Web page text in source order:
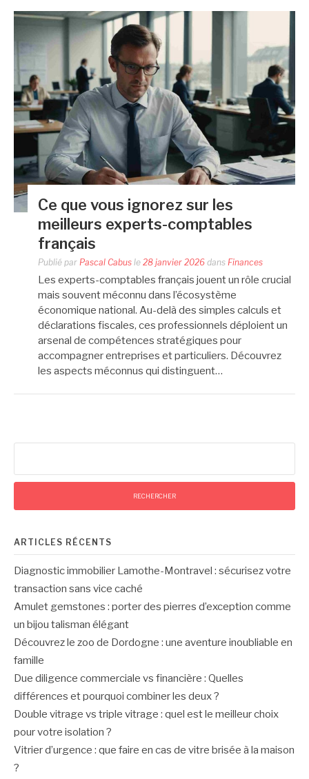
Ce que vous ignorez sur les
meilleurs experts-comptables
français
Publié par Pascal Cabus le 28 janvier 2026 dans Finances
Les experts-comptables français jouent un rôle crucial
mais souvent méconnu dans l’écosystème
économique national. Au-delà des simples calculs et
déclarations fiscales, ces professionnels déploient un
arsenal de compétences stratégiques pour
accompagner entreprises et particuliers. Découvrez
les aspects méconnus qui distinguent…
ARTICLES RÉCENTS
Diagnostic immobilier Lamothe-Montravel : sécurisez votre
transaction sans vice caché
Amulet gemstones : porter des pierres d’exception comme
un bijou talisman élégant
Découvrez le zoo de Dordogne : une aventure inoubliable en
famille
Due diligence commerciale vs financière : Quelles
différences et pourquoi combiner les deux ?
Double vitrage vs triple vitrage : quel est le meilleur choix
pour votre isolation ?
Vitrier d’urgence : que faire en cas de vitre brisée à la maison
?